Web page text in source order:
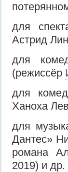
для
Астрид
для
(режиссёр
для
Ханоха
для
Дантес»
романа
2019) и др.